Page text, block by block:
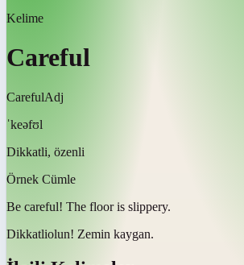
Kelime
Careful
CarefulAdj
ˈkeəfʊl
Dikkatli, özenli
Örnek Cümle
Be careful! The floor is slippery.
Dikkatliolun! Zemin kaygan.